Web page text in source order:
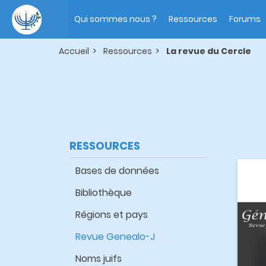
contenu
principal
navigation
Qui sommes nous ? Ressources Forums
Accueil Ressources La revue du Cercle
RESSOURCES
Bases de données
Bibliothèque
Régions et pays
Revue Genealo-J
Noms juifs